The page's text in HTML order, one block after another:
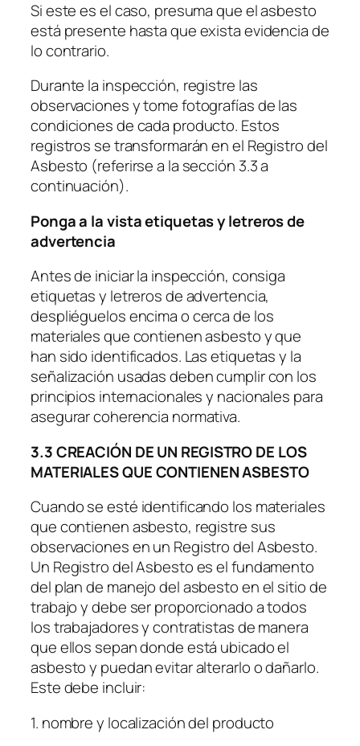
Si este es el caso, presuma que el asbesto
está presente hasta que exista evidencia de
lo contrario.
Durante la inspección, registre las
observaciones y tome fotografías de las
condiciones de cada producto. Estos
registros se transformarán en el Registro del
Asbesto (referirse a la sección 3.3 a
continuación).
Ponga a la vista etiquetas y letreros de
advertencia
Antes de iniciar la inspección, consiga
etiquetas y letreros de advertencia,
despliéguelos encima o cerca de los
materiales que contienen asbesto y que
han sido identificados. Las etiquetas y la
señalización usadas deben cumplir con los
principios internacionales y nacionales para
asegurar coherencia normativa.
3.3 CREACIÓN DE UN REGISTRO DE LOS
MATERIALES QUE CONTIENEN ASBESTO
Cuando se esté identificando los materiales
que contienen asbesto, registre sus
observaciones en un Registro del Asbesto.
Un Registro del Asbesto es el fundamento
del plan de manejo del asbesto en el sitio de
trabajo y debe ser proporcionado a todos
los trabajadores y contratistas de manera
que ellos sepan donde está ubicado el
asbesto y puedan evitar alterarlo o dañarlo.
Este debe incluir:
1. nombre y localización del producto